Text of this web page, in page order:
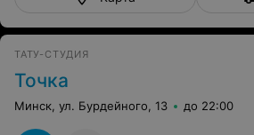
ТАТУ-СТУДИЯ
Точка
Минск, ул. Бурдейного, 13 до 22:00